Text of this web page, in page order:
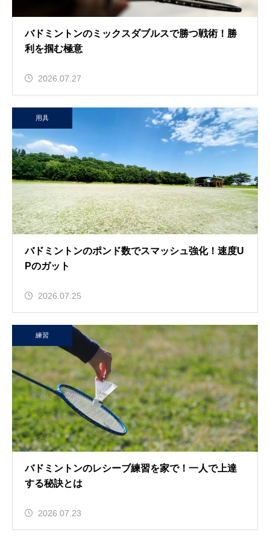
バドミントンのミックスダブルスで勝つ戦術！勝
利を掴む極意
2026.07.27
用具
バドミントンのポンド数でスマッシュ強化！速度U
Pのガット
2026.07.25
練習
バドミントンのレシーブ練習を家で！一人で上達
する秘訣とは
2026.07.23